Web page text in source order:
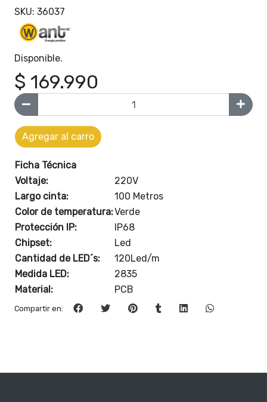
SKU: 36037
Disponible.
$ 169.990
Agregar al carro
Ficha Técnica
Voltaje:
220V
Largo cinta:
100 Metros
Color de temperatura:Verde
Protección IP:
IP68
Chipset:
Led
Cantidad de LED´s:
120Led/m
Medida LED:
2835
Material:
PCB
Compartir en: